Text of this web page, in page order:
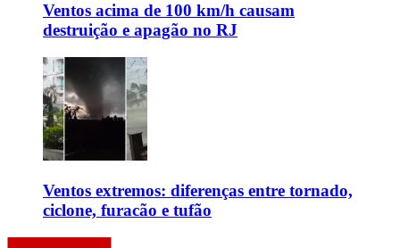
Ventos acima de 100 km/h causam
destruição e apagão no RJ
Ventos extremos: diferenças entre tornado,
ciclone, furacão e tufão